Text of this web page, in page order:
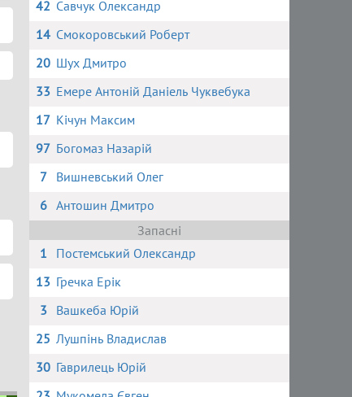
42 Савчук Олександр
14 Смокоровський Роберт
20 Шух Дмитро
33 Емере Антоній Даніель Чуквебука
17 Кічун Максим
97 Богомаз Назарій
7
Вишневський Олег
6 Антошин Дмитро
Запасні
1
Постемський Олександр
13 Гречка Ерік
3
Вашкеба Юрій
25 Лушпінь Владислав
30 Гаврилець Юрій